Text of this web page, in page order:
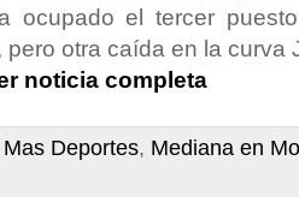
ocupado el tercer
otra caída en la curva
noticia completa
Mas Deportes, Mediana en